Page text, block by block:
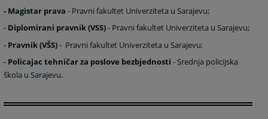
- Magistar prava - Pravni fakultet Univerziteta u Sarajevu;
- Diplomirani pravnik(VSS)- Pravni fakultet Univerziteta u Sarajevu;
- Pravnik (VŠS)- Pravni fakultet Univerziteta u Sarajevu;
- Policajac tehničar za poslove bezbjednosti - Srednja policijska
škola u Sarajevu.